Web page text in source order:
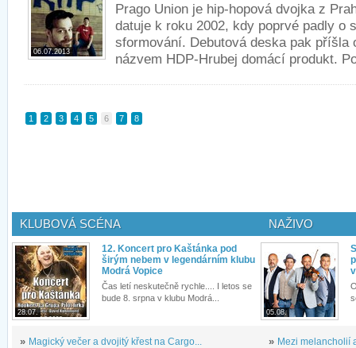
06.07.2013
Prago Union je hip-hopová dvojka z
datuje k roku 2002, kdy poprvé padly o
sformování. Debutová deska pak příšla
názvem HDP-Hrubej domácí produkt.
1 2 3 4 5 6 7 8
KLUBOVÁ SCÉNA
28.07.
12. Koncert pro Kaštánka pod
širým nebem v legendárním klubu
Modrá Vopice
Čas letí neskutečně rychle.... I letos se
bude 8. srpna v klubu Modrá...
» Magický večer a dvojitý křest na Cargo...
NAŽIVO
05.08.
» Mezi melancholií